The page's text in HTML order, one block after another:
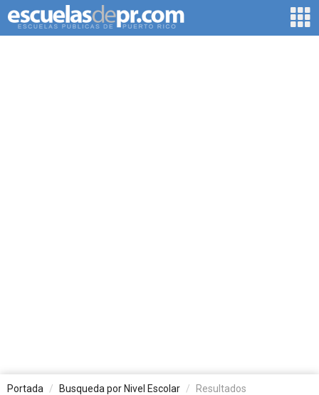
Portada Busqueda por Nivel Escolar Resultados